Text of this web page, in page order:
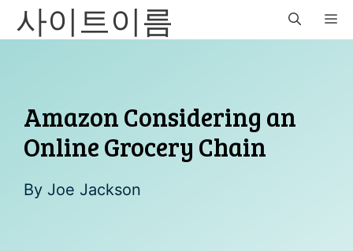
Skip사이트이름
Amazon Considering an
Online Grocery Chain
By Joe Jackson